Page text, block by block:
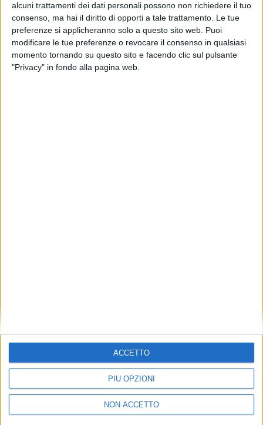
alcuni trattamenti dei dati personali possono non richiedere il tuo
consenso, ma hai il diritto di opporti a tale trattamento. Le tue
preferenze si applicheranno solo a questo sito web. Puoi
modificare le tue preferenze o revocare il consenso in qualsiasi
momento tornando su questo sito e facendo clic sul pulsante
"Privacy" in fondo alla pagina web.
PIÙ OPZIONI
NON ACCETTO
ACCETTO
Amazon apre a terzi la sua
logistica con Amazon Supply
Chain Services
LOGISTICA 5 MAGGIO 2026